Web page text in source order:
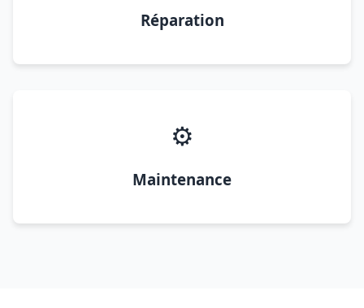
Réparation
⚙️
Maintenance